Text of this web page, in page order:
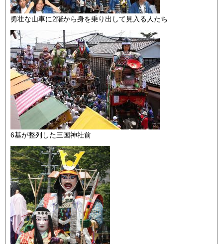
勇壮な山車に2階から身を乗り出して見入る人たち
6基が整列した三国神社前